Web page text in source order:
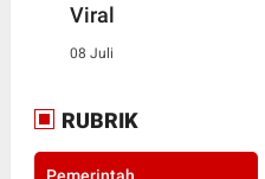
Viral
08 Juli
RUBRIK